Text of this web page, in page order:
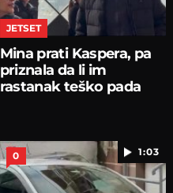
JETSET
Mina prati Kaspera, pa
priznala da li im
rastanak teško pada
1:03
0